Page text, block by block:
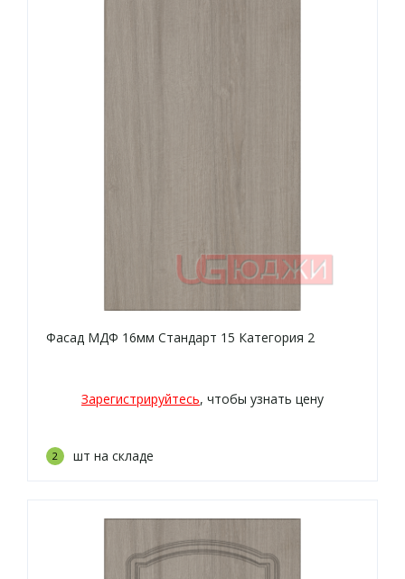
Фасад МДФ 16мм Стандарт 15 Категория 2
Зарегистрируйтесь, чтобы узнать цену
2 шт на складе